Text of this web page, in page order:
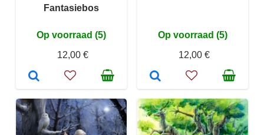
Fantasiebos
Op voorraad (5)
12,00 €
Op voorraad (5)
12,00 €